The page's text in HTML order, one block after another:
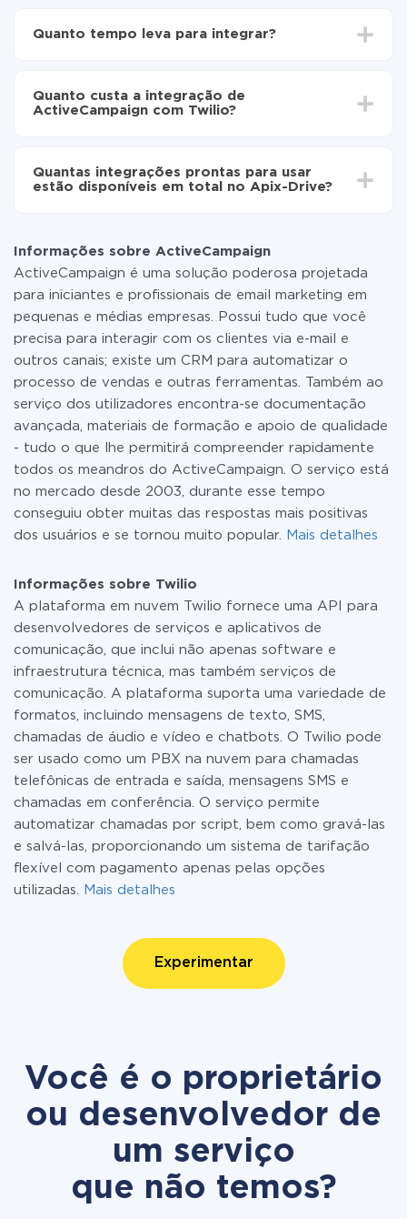
para Twilio
automaticamente de ActiveCampaign para Twilio
Quanto tempo leva para integrar?
30 minutos. Em média, a configuração leva de 10 a 15
minutos.
Quanto custa a integração de
ActiveCampaign com Twilio?
as tarifas. Você paga apenas pela quantidade de
dados que é realmente transferida de um de seus
ou mudar para um de pago, se necessário. Mais
detalhes sobre tarifas.
Quantas integrações prontas para usar
estão disponíveis em total no Apix-Drive?
Informações sobre ActiveCampaign
ActiveCampaign é uma solução poderosa projetada
para iniciantes e profissionais de email marketing em
pequenas e médias empresas. Possui tudo que você
precisa para interagir com os clientes via e-mail e
outros canais; existe um CRM para automatizar o
processo de vendas e outras ferramentas. Também ao
serviço dos utilizadores encontra-se documentação
avançada, materiais de formação e apoio de qualidade
- tudo o que lhe permitirá compreender rapidamente
todos os meandros do ActiveCampaign. O serviço está
no mercado desde 2003, durante esse tempo
conseguiu obter muitas das respostas mais positivas
dos usuários e se tornou muito popular.
Mais detalhes
Informações sobre Twilio
A plataforma em nuvem Twilio fornece uma API para
desenvolvedores de serviços e aplicativos de
comunicação, que inclui não apenas software e
infraestrutura técnica, mas também serviços de
comunicação. A plataforma suporta uma variedade de
formatos, incluindo mensagens de texto, SMS,
chamadas de áudio e vídeo e chatbots. O Twilio pode
ser usado como um PBX na nuvem para chamadas
telefônicas de entrada e saída, mensagens SMS e
chamadas em conferência. O serviço permite
automatizar chamadas por script, bem como gravá-las
e salvá-las, proporcionando um sistema de tarifação
flexível com pagamento apenas pelas opções
utilizadas.
Mais detalhes
Experimentar
Você é o proprietário
ou desenvolvedor de
um serviço
que não temos?